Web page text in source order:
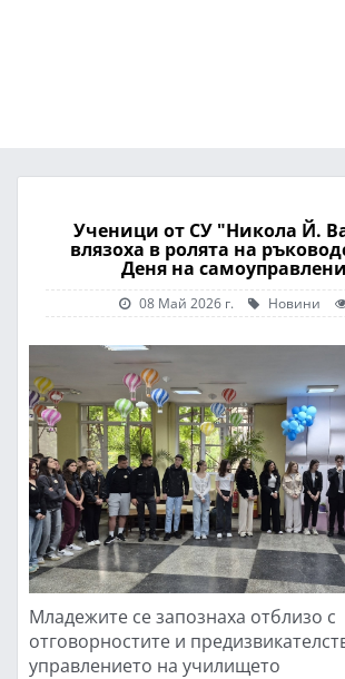
Ученици от СУ "Никола Й.
влязоха в ролята на
Деня на
08 Май 2026 г. Новини
Младежите се запознаха отблизо с
отговорностите и
управлението на училището